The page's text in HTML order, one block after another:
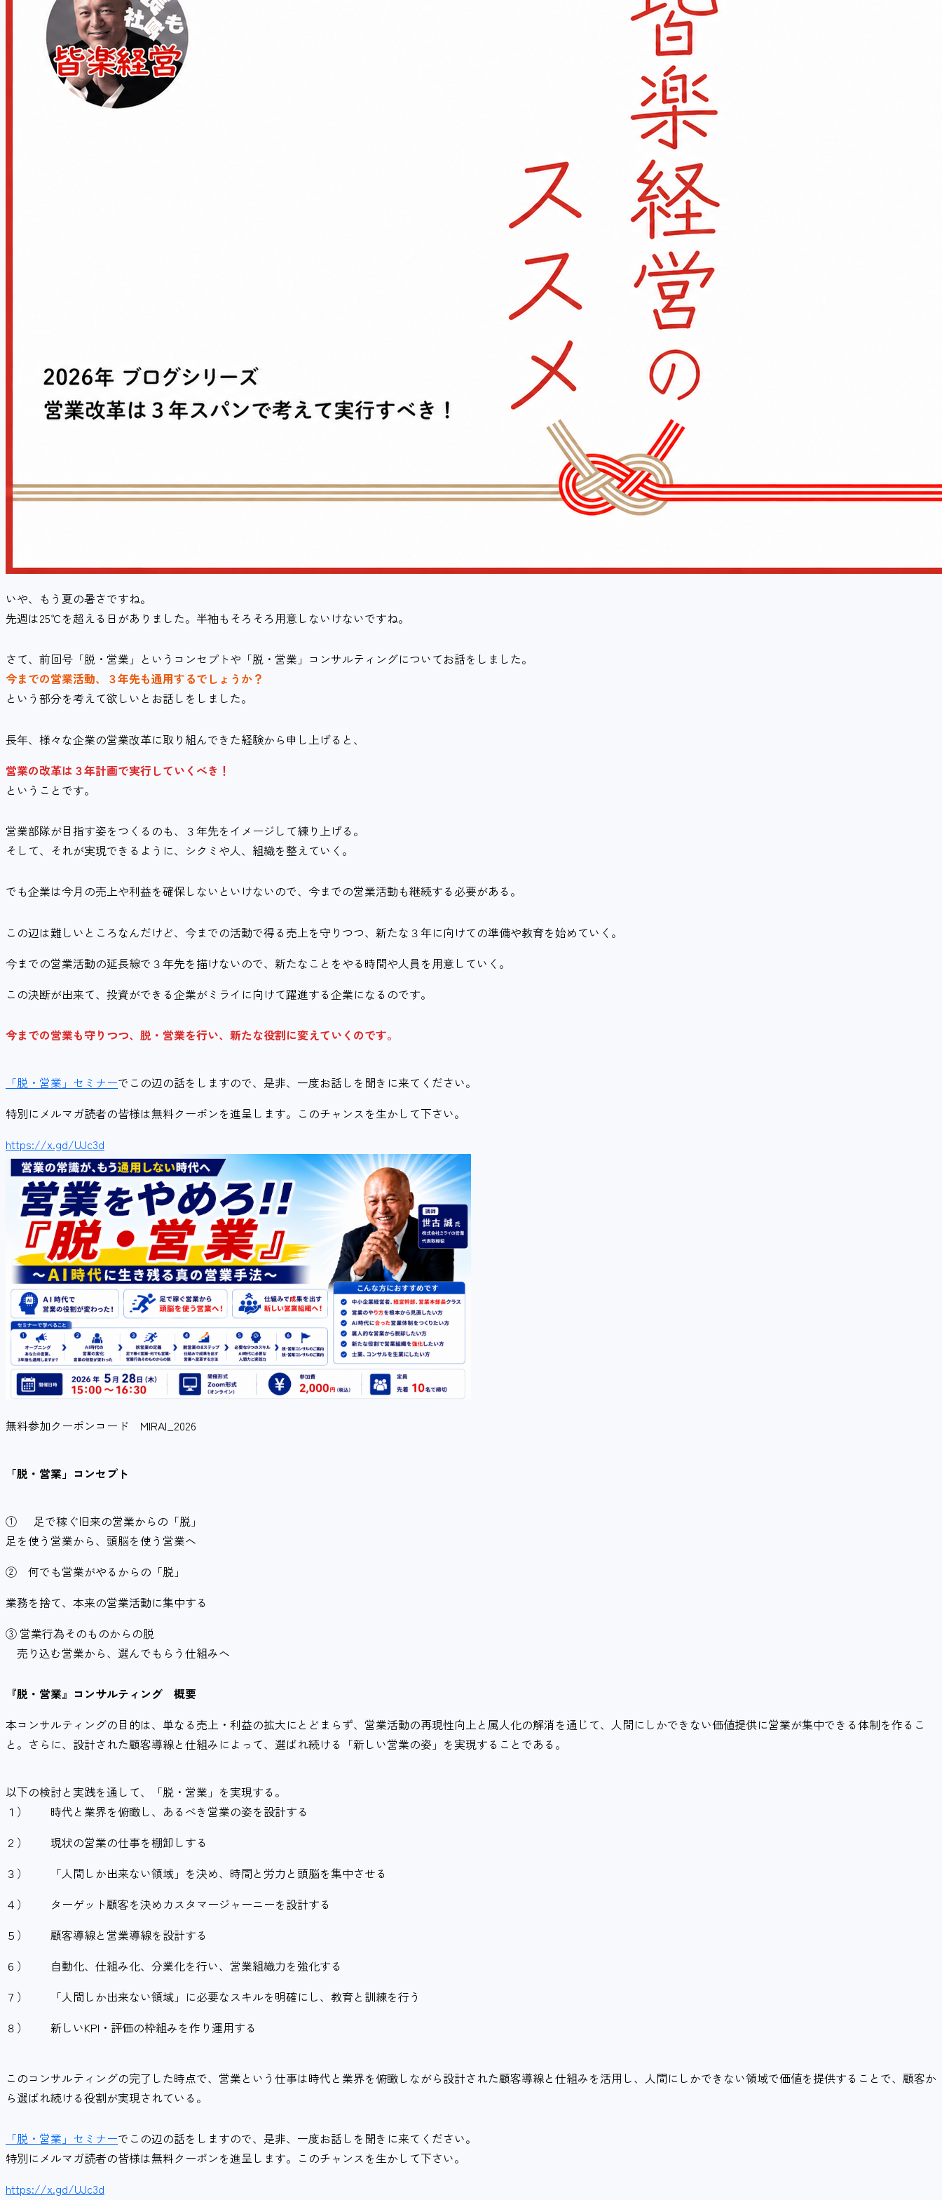
いや、もう夏の暑さですね。
先週は25℃を超える日がありました。半袖もそろそろ用意しないけないですね。
さて、前回号「脱・営業」というコンセプトや「脱・営業」コンサルティングについてお話をしました。
今までの営業活動、３年先も通用するでしょうか？
という部分を考えて欲しいとお話しをしました。
長年、様々な企業の営業改革に取り組んできた経験から申し上げると、
営業の改革は３年計画で実行していくべき！
ということです。
営業部隊が目指す姿をつくるのも、３年先をイメージして練り上げる。
そして、それが実現できるように、シクミや人、組織を整えていく。
でも企業は今月の売上や利益を確保しないといけないので、今までの営業活動も継続する必要がある。
この辺は難しいところなんだけど、今までの活動で得る売上を守りつつ、新たな３年に向けての準備や教育を始めていく。
今までの営業活動の延長線で３年先を描けないので、新たなことをやる時間や人員を用意していく。
この決断が出来て、投資ができる企業がミライに向けて躍進する企業になるのです。
今までの営業も守りつつ、脱・営業を行い、新たな役割に変えていくのです。
「脱・営業」セミナーでこの辺の話をしますので、是非、一度お話しを聞きに来てください。
特別にメルマガ読者の皆様は無料クーポンを進呈します。このチャンスを生かして下さい。
https://x.gd/UJc3d
無料参加クーポンコード MIRAI_2026
「脱・営業」コンセプト
① 足で稼ぐ旧来の営業からの「脱」
足を使う営業から、頭脳を使う営業へ
② 何でも営業がやるからの「脱」
業務を捨て、本来の営業活動に集中する
③ 営業行為そのものからの脱
売り込む営業から、選んでもらう仕組みへ
『脱・営業』コンサルティング 概要
本コンサルティングの目的は、単なる売上・利益の拡大にとどまらず、営業活動の再現性向上と属人化の解消を通じて、人間にしかできない価値提供に営業が集中できる体制を作るこ
と。さらに、設計された顧客導線と仕組みによって、選ばれ続ける「新しい営業の姿」を実現することである。
以下の検討と実践を通して、「脱・営業」を実現する。
１）
時代と業界を俯瞰し、あるべき営業の姿を設計する
２）
現状の営業の仕事を棚卸しする
３）
「人間しか出来ない領域」を決め、時間と労力と頭脳を集中させる
４）
ターゲット顧客を決めカスタマージャーニーを設計する
５）
顧客導線と営業導線を設計する
６）
自動化、仕組み化、分業化を行い、営業組織力を強化する
７）
「人間しか出来ない領域」に必要なスキルを明確にし、教育と訓練を行う
８）
新しいKPI・評価の枠組みを作り運用する
このコンサルティングの完了した時点で、営業という仕事は時代と業界を俯瞰しながら設計された顧客導線と仕組みを活用し、人間にしかできない領域で価値を提供することで、顧客か
ら選ばれ続ける役割が実現されている。
「脱・営業」セミナーでこの辺の話をしますので、是非、一度お話しを聞きに来てください。
特別にメルマガ読者の皆様は無料クーポンを進呈します。このチャンスを生かして下さい。
https://x.gd/UJc3d